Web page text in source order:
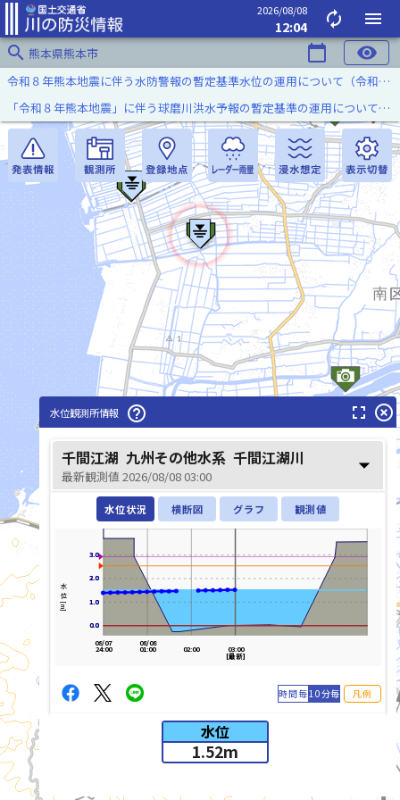
2026/08/08
12:04 autorenew
menu
search 熊本県熊本市 calendar_today visibility
緑川(みどりかわ)
令和８年熊本地震に伴う水防警報の暫定基準水位の運用について（令和８年８月７日）
「令和８年熊本地震」に伴う球磨川洪水予報の暫定基準の運用について（令和８年８月５日）
水位観測所情報 help_outline fullscreen highlight_off
千間江湖 九州その他水系 千間江湖川
最新観測値 2026/08/08 03:00 arrow_drop_down
水位状況 横断図 グラフ 観測値
0.0
1.0
2.0
3.0
水位[m]
0.0
1.0
2.0
3.0
03:00
[最新]
02:00
08/08
01:00
08/07
24:00
時間毎10分毎 凡例
水位
1.52m